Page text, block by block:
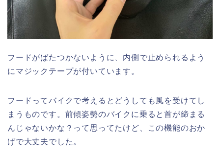
フードがばたつかないように、内側で止められるよう
にマジックテープが付いています。
フードってバイクで考えるとどうしても風を受けてし
まうものです。前傾姿勢のバイクに乗ると首が締まる
んじゃないかな？って思ってたけど、この機能のおか
げで大丈夫でした。